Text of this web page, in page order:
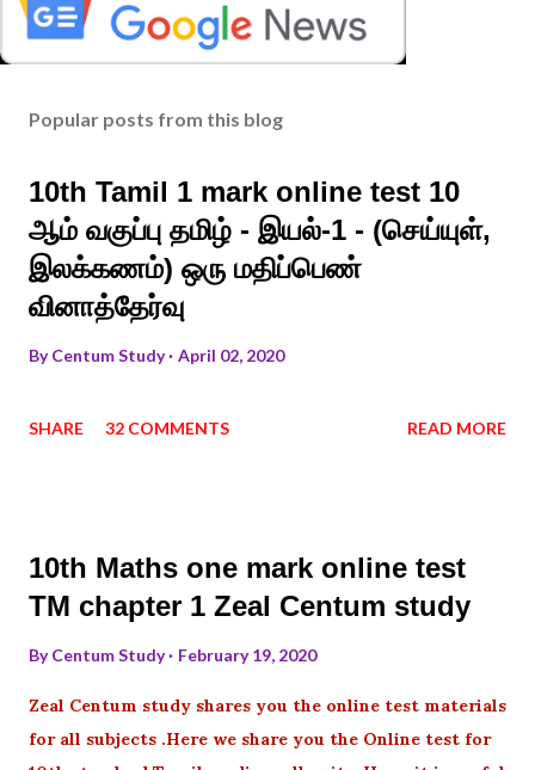
Popular posts from this blog
10th Tamil 1 mark online test 10
ஆம் வகுப்பு தமிழ் - இயல்-1 - (செய்யுள்,
இலக்கணம்) ஒரு மதிப்பெண்
வினாத்தேர்வு
ByCentum Study April 02, 2020
SHARE 32 COMMENTS READ MORE
10th Maths one mark online test
TM chapter 1 Zeal Centum study
ByCentum Study February 19, 2020
Zeal Centum study shares you the online test materials
for all subjects .Here we share you the Online test for